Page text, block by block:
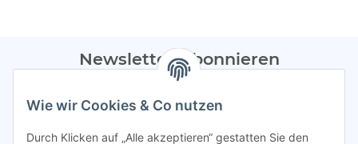
Newsletter Abonnieren
Bitte sendet mir entsprechend eurer
regelmäßig Infos zu euren Aktionen per E-Mail zu.
Wie wir Cookies & Co nutzen
Durch Klicken auf „Alle akzeptieren“ gestatten Sie den